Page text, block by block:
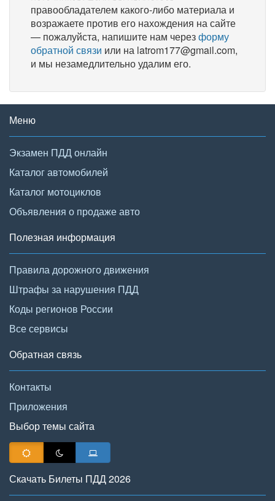
правообладателем какого-либо материала и
возражаете против его нахождения на сайте
— пожалуйста, напишите нам черезформу
обратной связи или на latrom177@gmail.com,
и мы незамедлительно удалим его.
Меню
Экзамен ПДД онлайн
Каталог автомобилей
Каталог мотоциклов
Объявления о продаже авто
Полезная информация
Правила дорожного движения
Штрафы за нарушения ПДД
Коды регионов России
Все сервисы
Обратная связь
Контакты
Приложения
Выбор темы сайта
Скачать Билеты ПДД 2026